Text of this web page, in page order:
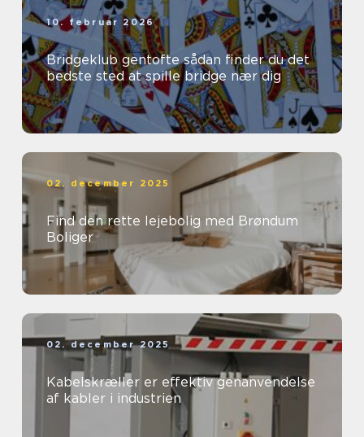
10. februar 2026
Bridgeklub gentofte sådan finder du det
bedste sted at spille bridge nær dig
02. december 2025
Find den rette lejebolig med Brøndum
Boliger
02. december 2025
Kabelskræller er effektiv genanvendelse
af kabler i industrien